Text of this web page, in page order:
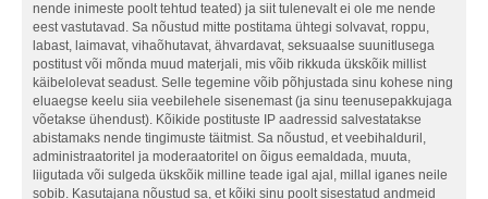
nende inimeste poolt tehtud teated) ja siit tulenevalt ei ole me nende
eest vastutavad. Sa nõustud mitte postitama ühtegi solvavat, roppu,
labast, laimavat, vihaõhutavat, ähvardavat, seksuaalse suunitlusega
postitust või mõnda muud materjali, mis võib rikkuda ükskõik millist
käibelolevat seadust. Selle tegemine võib põhjustada sinu kohese ning
eluaegse keelu siia veebilehele sisenemast (ja sinu teenusepakkujaga
võetakse ühendust). Kõikide postituste IP aadressid salvestatakse
abistamaks nende tingimuste täitmist. Sa nõustud, et veebihalduril,
administraatoritel ja moderaatoritel on õigus eemaldada, muuta,
liigutada või sulgeda ükskõik milline teade igal ajal, millal iganes neile
sobib. Kasutajana nõustud sa, et kõiki sinu poolt sisestatud andmeid